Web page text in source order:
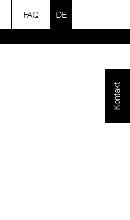
FAQ SPRACHE
Kontakt